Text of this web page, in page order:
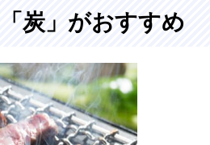
炭」がおすすめ